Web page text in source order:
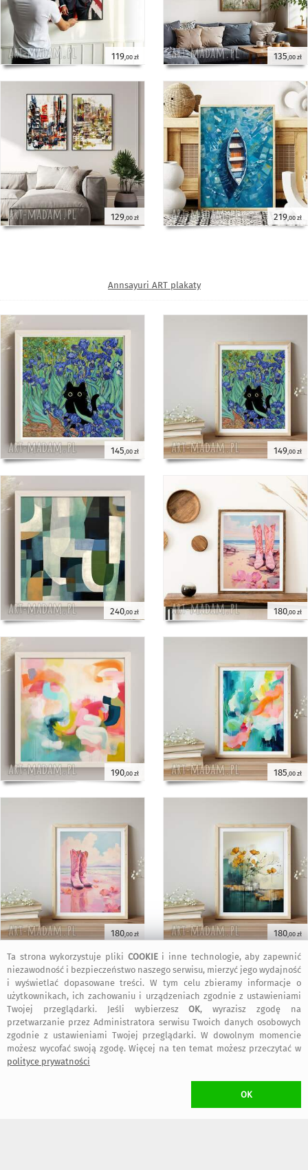
119,00 zł 135 ,00 zł
129,00 zł 219,00 zł
Annsayuri ART plakaty
145 ,00 zł 149,00 zł
240,00 zł 180,00 zł
190,00 zł 185 ,00 zł
180,00 zł 180,00 zł
KOSZT TRANSPORTU
•
25,00 zł(Kurier)
W przypadku zamawianiawięcej niż jednegoprzedmiotu Projektanta
Annsayuri ARTnaliczony zostanie wyłącznie jeden koszt transportu
(przedmioty wysłane zostaną w jednej przesyłce)
Ta strona wykorzystuje pliki COOKIEi inne technologie, aby zapewnić
niezawodność i bezpieczeństwo naszego serwisu, mierzyć jego wydajność
i wyświetlać dopasowane treści. W tym celu zbieramy informacje o
użytkownikach, ich zachowaniu i urządzeniach zgodnie z ustawieniami
Twojej przeglądarki. Jeśli wybierzeszOK, wyrazisz zgodę na
przetwarzanie przez Administratora serwisu Twoich danych osobowych
zgodnie z ustawieniami Twojej przeglądarki. W dowolnym momencie
możesz wycofać swoją zgodę. Więcej na ten temat możesz przeczytać w
polityce prywatności
OK